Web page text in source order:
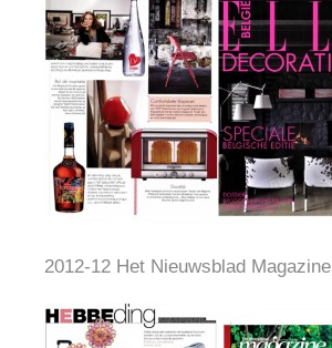
2012-12 Het Nieuwsblad Magazine